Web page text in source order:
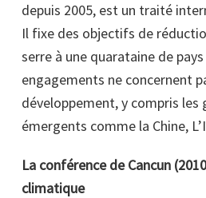
depuis 2005, est un traité
Il fixe des objectifs de
serre à une quarataine de
engagements ne concernent
développement, y compris les
émergents comme la Chine,
La conférence de Cancun
climatique